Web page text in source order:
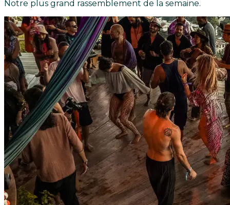
Notre plus grand rassemblement de la semaine.